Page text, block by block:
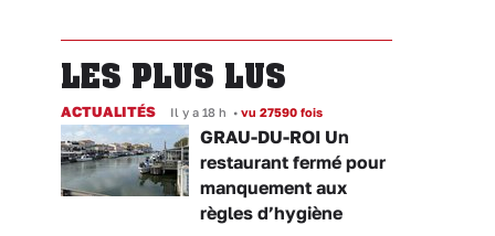
LES PLUS LUS
ACTUALITÉS Il y a 18 h • vu 27590 fois
GRAU-DU-ROI Un
restaurant fermé pour
manquement aux
règles d’hygiène